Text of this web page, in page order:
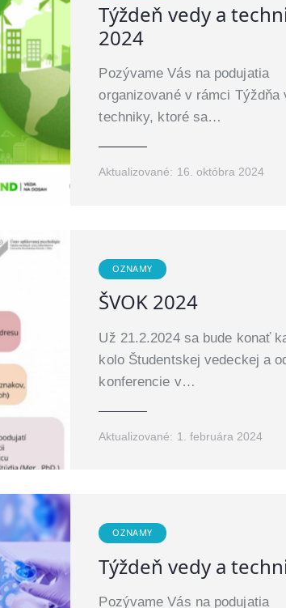
Týždeň vedy a
2024
Pozývame Vás na podujatia
organizované v rámci Týždňa
techniky, ktoré sa…
Aktualizované: 16. októbra 2024
OZNAMY
ŠVOK 2024
Už 21.2.2024 sa bude konať
kolo Študentskej vedeckej a
konferencie v…
Aktualizované: 1. februára 2024
OZNAMY
Týždeň vedy a
Pozývame Vás na podujatia